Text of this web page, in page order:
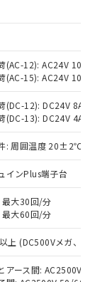
(AC-12): AC24V 10A/
(AC-15): AC24V
(DC-12): DC24V 8A/
(DC-13): DC24V 4A/
: 周囲温度 20±2℃、
インPlus端子台
最大30回/分
最大60回/分
上 (DC500Vメガ、点
アース間: AC2500V
うえ
業取扱
格
ので
には、
もある
果は、
内デー
り、閲
とをご
非含
ある
質）の
す予
質）の
中の
、有
して
どや
カド
フェニル
の
の
お問
、外国
商品
輸出
、日本
引許
きを